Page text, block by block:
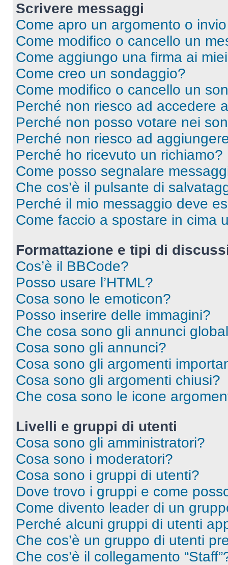
Scrivere messaggi
Come apro un argomento o
Come modifico o cancello un
Come aggiungo una firma ai
Come creo un sondaggio?
Come modifico o cancello un
Perché non riesco ad accedere
Perché non posso votare nei
Perché non riesco ad
Perché ho ricevuto un richiamo?
Come posso segnalare
Che cos’è il pulsante di
Perché il mio messaggio deve
Come faccio a spostare in cima
Formattazione e tipi di
Cos’è il BBCode?
Posso usare l’HTML?
Cosa sono le emoticon?
Posso inserire delle immagini?
Che cosa sono gli annunci
Cosa sono gli annunci?
Cosa sono gli argomenti
Cosa sono gli argomenti chiusi?
Che cosa sono le icone
Livelli e gruppi di utenti
Cosa sono gli amministratori?
Cosa sono i moderatori?
Cosa sono i gruppi di utenti?
Dove trovo i gruppi e come
Come divento leader di un
Perché alcuni gruppi di utenti
Che cos’è un gruppo di utenti
Che cos’è il collegamento